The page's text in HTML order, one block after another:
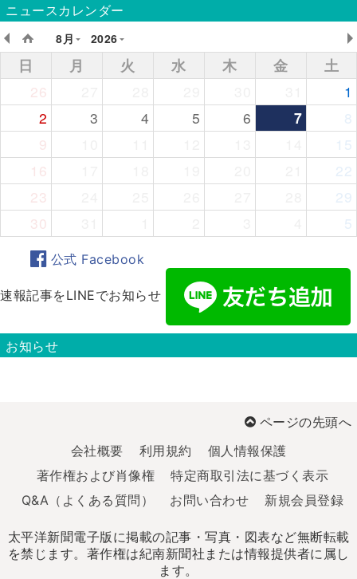
ニュースカレンダー
8月
2026
日 月 火 水 木 金
土
26
1
2
3 4 5 6 7
8
9
15
16
22
23
29
30
5
公式 Facebook
速報記事をLINEでお知らせ
お知らせ
ページの先頭へ
会社概要
利用規約
個人情報保護
著作権および肖像権
特定商取引法に基づく表示
Q&A（よくある質問）
お問い合わせ 新規会員登録
太平洋新聞電子版に掲載の記事・写真・図表など無断転載
を禁じます。著作権は紀南新聞社または情報提供者に属し
ます。